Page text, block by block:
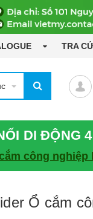
TRA
DI ĐỘNG
công
Ổ cắm